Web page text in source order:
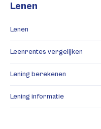
Lenen
Lenen
Leenrentes vergelijken
Lening berekenen
Lening informatie